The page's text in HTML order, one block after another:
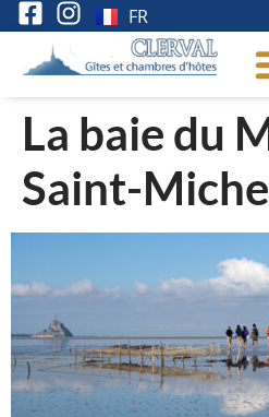
FR
La baie du
Saint-